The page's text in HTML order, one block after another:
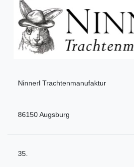
Ninnerl Trachtenmanufaktur
86150 Augsburg
35.